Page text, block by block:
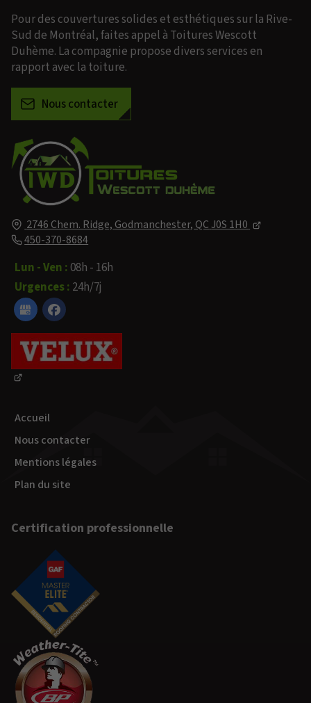
2746 Chem. Ridge, Godmanchester, QCJ0S 1H0
450-370-8684
Lun - Ven : 08h - 16h
Urgences : 24h/7j
Accueil
Nous contacter
Mentions légales
Plan du site
Certification professionnelle
Pour des couvertures solides et esthétiques sur la Rive-
Sud de Montréal, faites appel à Toitures Wescott
Duhème. La compagnie propose divers services en
rapport avec la toiture.
Nous contacter